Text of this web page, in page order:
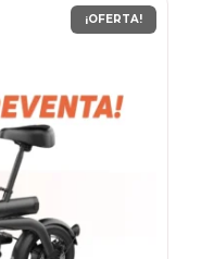
¡OFERTA!